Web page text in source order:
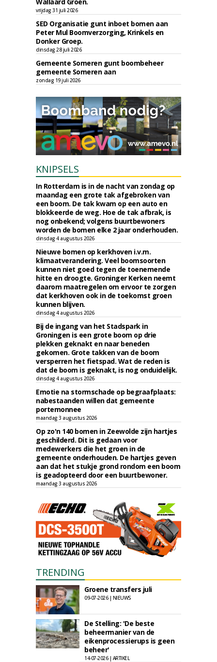
vrijdag 31 juli 2026
SED Organisatie gunt inboet bomen aan
Peter Mul Boomverzorging, Krinkels en
Donker Groep.
dinsdag 28 juli 2026
Gemeente Someren gunt boombeheer
gemeente Someren aan
zondag 19 juli 2026
KNIPSELS
In Rotterdam is in de nacht van zondag op
maandag een grote tak afgebroken van
een boom. De tak kwam op een auto en
blokkeerde de weg. Hoe de tak afbrak, is
nog onbekend; volgens buurtbewoners
worden de bomen elke 2 jaar onderhouden.
dinsdag 4 augustus 2026
Nieuwe bomen op kerkhoven i.v.m.
klimaatverandering. Veel boomsoorten
kunnen niet goed tegen de toenemende
hitte en droogte. Groninger Kerken neemt
daarom maatregelen om ervoor te zorgen
dat kerkhoven ook in de toekomst groen
kunnen blijven.
dinsdag 4 augustus 2026
Bij de ingang van het Stadspark in
Groningen is een grote boom op drie
plekken geknakt en naar beneden
gekomen. Grote takken van de boom
versperren het fietspad. Wat de reden is
dat de boom is geknakt, is nog onduidelijk.
dinsdag 4 augustus 2026
Emotie na stormschade op begraafplaats:
nabestaanden willen dat gemeente
portemonnee
maandag 3 augustus 2026
Op zo'n 140 bomen in Zeewolde zijn hartjes
geschilderd. Dit is gedaan voor
medewerkers die het groen in de
gemeente onderhouden. De hartjes geven
aan dat het stukje grond rondom een boom
is geadopteerd door een buurtbewoner.
maandag 3 augustus 2026
TRENDING
Groene transfers juli
09-07-2026 | NIEUWS
De Stelling: 'De beste
beheermanier van de
eikenprocessierups is geen
beheer'
14-07-2026 | ARTIKEL